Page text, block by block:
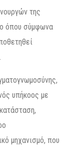
της
όπου σύμφωνα
υπήκοος με
μηχανισμό, που